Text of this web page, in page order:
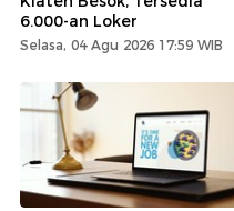
6.000-an Loker
Selasa, 04 Agu 2026 17:59 WIB